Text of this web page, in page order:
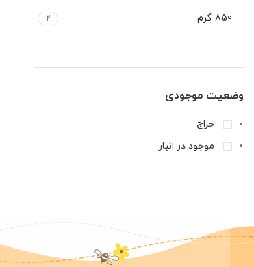
850 گرم 2
وضعیت موجودی
حراج
موجود در انبار